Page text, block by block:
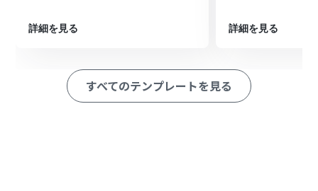
最後に、オペレーションでメール機能の「メールを送
る」アクションを設定し、取得したメンバー全員にメール
※「トリガー」：フロー起動のきっかけとなるアクション、「オ
ペレーション」：トリガー起動後、フロー内で処理を行うアク
詳細を見る 詳細を見る
すべてのテンプレートを見る